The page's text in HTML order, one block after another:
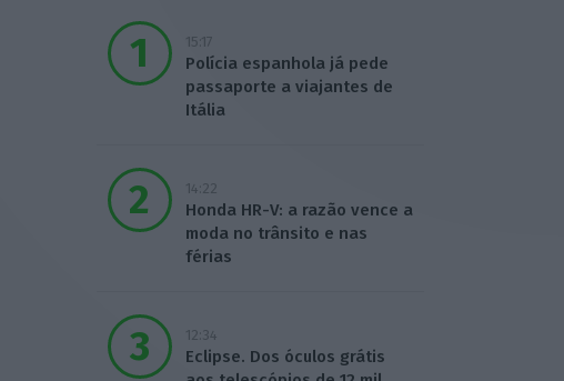
15:17
Polícia espanhola já pede
passaporte a viajantes de
Itália
14:22
Honda HR-V: a razão vence a
moda no trânsito e nas
férias
12:34
Eclipse. Dos óculos grátis